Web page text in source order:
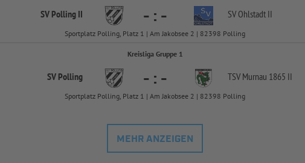
SV Polling II - : - SV Ohlstadt II
Sportplatz Polling, Platz 1 | Am Jakobsee 2 | 82398 Polling
Kreisliga Gruppe 1
SV Polling - : - TSV Murnau 1865 II
Sportplatz Polling, Platz 1 | Am Jakobsee 2 | 82398 Polling
MEHR ANZEIGEN